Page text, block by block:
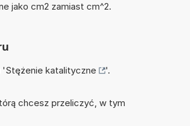
jako cm2 zamiast cm^2.
'Stężenie katalityczne
'.
chcesz przeliczyć, w tym